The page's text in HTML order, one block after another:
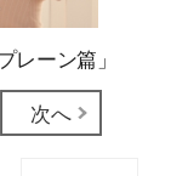
ーン篇」
次へ